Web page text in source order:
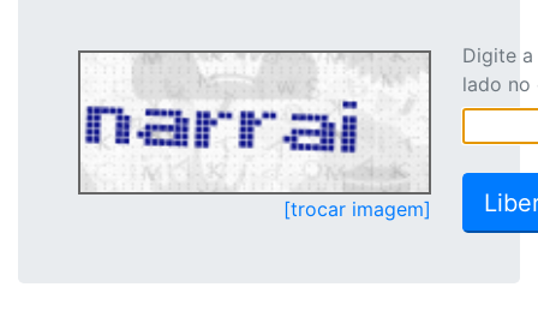
[trocar imagem]
Digite
lado no